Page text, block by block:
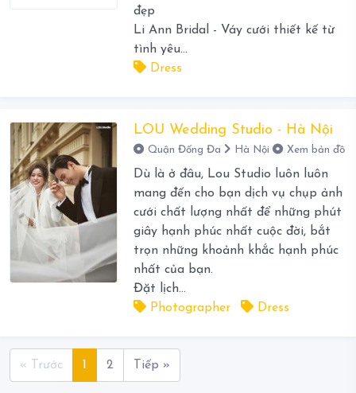
đẹp
Li Ann Bridal - Váy cưới thiết kế từ
tình yêu...
Dress
LOU Wedding Studio - Hà Nội
Quận Đống Đa Hà Nội Xem bản đồ
Dù là ở đâu, Lou Studio luôn luôn
mang đến cho bạn dịch vụ chụp ảnh
cưới chất lượng nhất để những phút
giây hạnh phúc nhất cuộc đời, bắt
trọn những khoảnh khắc hạnh phúc
nhất của bạn.
Đặt lịch...
Photographer
Dress
« Trước 1 2 Tiếp »